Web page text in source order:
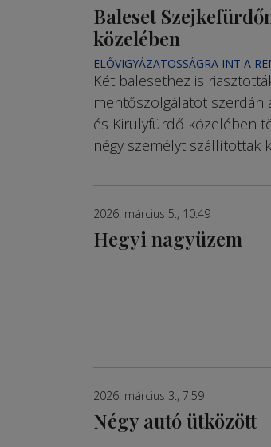
Baleset
közelében
ELŐVIGYÁZATOSSÁGRA INT A
Két balesethez is
mentőszolgálatot szerdán
és Kirulyfürdő közelében
négy személyt szállítottak
2026. március 5., 10:49
Hegyi nagyüzem
2026. március 3., 7:59
Négy autó ütközött